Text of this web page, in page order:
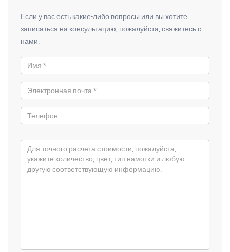
Если у вас есть какие-либо вопросы или вы хотите
записаться на консультацию, пожалуйста, свяжитесь с
нами.